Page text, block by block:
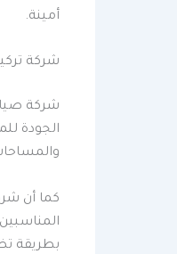
أمينة.
شركة
شركة
الجودة
كما أن
بطريقة